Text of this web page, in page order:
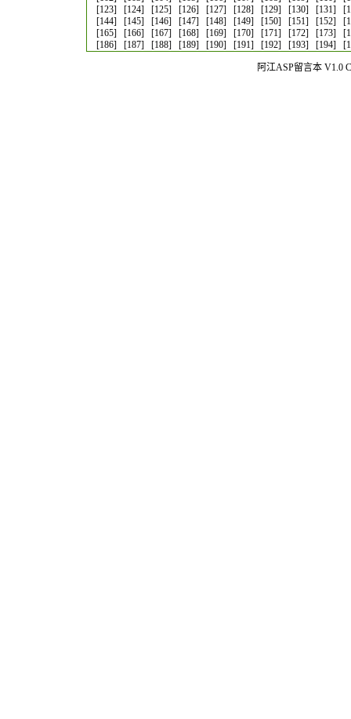
[123]
[124] [125] [126] [127] [128] [129] [130] [131]
[144]
[145] [146] [147] [148] [149] [150] [151] [152]
[165]
[166] [167] [168] [169] [170] [171] [172] [173]
[186]
[187] [188] [189] [190] [191] [192] [193] [194]
阿江ASP留言本 V1.0